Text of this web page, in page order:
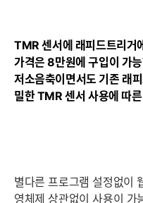
TMR 센서에 래피드트리거
가격은 8만원에 구입이 가
저소음축이면서도 기존 래
밀한 TMR 센서 사용에 따
별다른 프로그램 설정없이
영체제 상관없이 사용이 가